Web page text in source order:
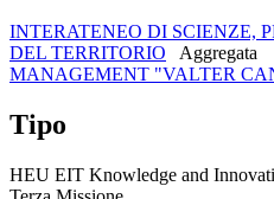
INTERATENEO DI SCIENZE,
DEL TERRITORIO
Aggregata
MANAGEMENT "VALTER
Tipo
HEU EIT Knowledge and